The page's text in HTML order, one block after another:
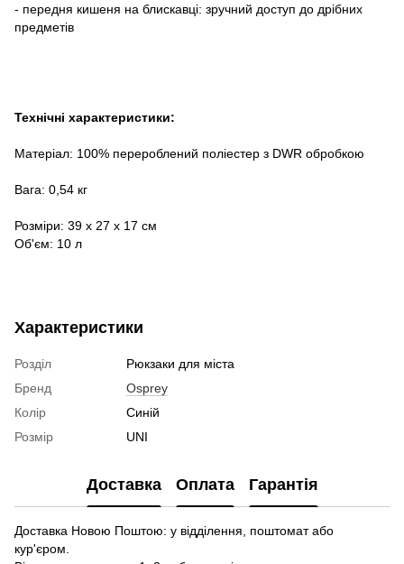
- передня кишеня на блискавці: зручний доступ до дрібних
предметів
Технічні характеристики:
Матеріал: 100% перероблений поліестер з DWR обробкою
Вага: 0,54 кг
Розміри: 39 х 27 х 17 см
Об'єм: 10 л
Характеристики
Розділ
Рюкзаки для міста
Бренд
Osprey
Колір
Синій
Розмір
UNI
Доставка Оплата Гарантія
Доставка Новою Поштою: у відділення, поштомат або
кур'єром.